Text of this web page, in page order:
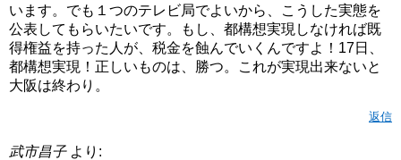
います。でも１つのテレビ局でよいから、こうした実態を
公表してもらいたいです。もし、都構想実現しなければ既
得権益を持った人が、税金を蝕んでいくんですよ！17日、
都構想実現！正しいものは、勝つ。これが実現出来ないと
大阪は終わり。
返信
武市昌子 より: